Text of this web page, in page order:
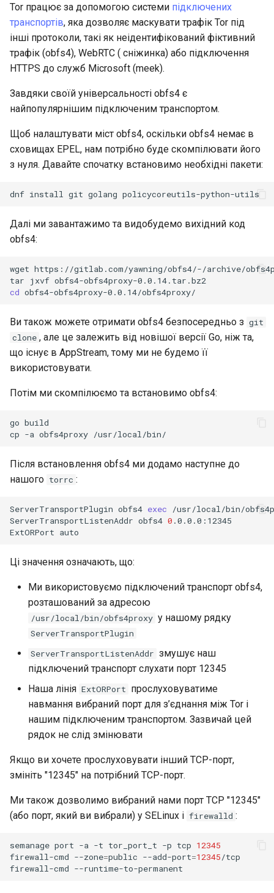
Tor працює за допомогою системи підключених
транспортів, яка дозволяє маскувати трафік Tor під
інші протоколи, такі як неідентифікований фіктивний
трафік (obfs4), WebRTC ( сніжинка) або підключення
HTTPS до служб Microsoft (meek).
Завдяки своїй універсальності obfs4 є
найпопулярнішим підключеним транспортом.
Щоб налаштувати міст obfs4, оскільки obfs4 немає в
сховищах EPEL, нам потрібно буде скомпілювати його
з нуля. Давайте спочатку встановимо необхідні пакети:
dnf install git golang
Далі ми завантажимо та видобудемо вихідний код
obfs4:
wget https://gitlab.com/yawning/obfs4/-/archive/
tar
jxvf
cd
Ви також можете отримати obfs4 безпосередньо з git
clone , але це залежить від новішої версії Go, ніж та,
що існує в AppStream, тому ми не будемо її
використовувати.
Потім ми скомпілюємо та встановимо obfs4:
go build
cp -a obfs4proxy
Після встановлення obfs4 ми додамо наступне до
нашого torrc :
ServerTransportPlugin obfs4 exec
/usr/local/bin/
ServerTransportListenAddr obfs4 0 .0.0.0:12345
ExtORPort
Ці значення означають, що:
Ми використовуємо підключений транспорт obfs4,
розташований за адресою
/usr/local/bin/obfs4proxy у нашому рядку
ServerTransportPlugin
ServerTransportListenAddr змушує наш
підключений транспорт слухати порт 12345
Наша лінія ExtORPort прослуховуватиме
навмання вибраний порт для з’єднання між Tor і
нашим підключеним транспортом. Зазвичай цей
рядок не слід змінювати
Якщо ви хочете прослуховувати інший TCP-порт,
змініть "12345" на потрібний TCP-порт.
Ми також дозволимо вибраний нами порт TCP "12345"
(або порт, який ви вибрали) у SELinux і firewalld :
semanage port -a -t tor_port_t -p tcp 12345
firewall-cmd --zone=public --add-port=12345/tcp
firewall-cmd